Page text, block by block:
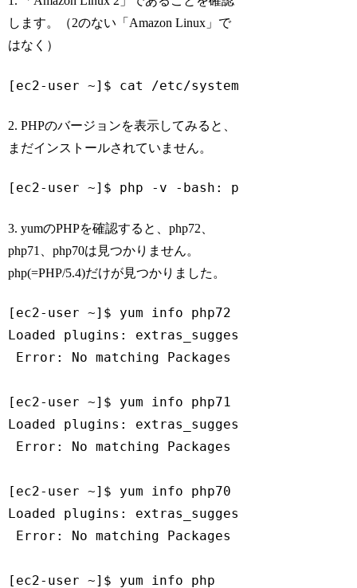
します。（2のない「Amazon Linux」で
はなく）
[ec2-user ~]$ cat /etc/system-release
2. PHPのバージョンを表示してみると、
まだインストールされていません。
[ec2-user ~]$ php -v -bash: php: command
3. yumのPHPを確認すると、php72、
php71、php70は見つかりません。
php(=PHP/5.4)だけが見つかりました。
[ec2-user ~]$ yum info php72
Loaded plugins: extras_suggestions,
Error: No matching Packages to
[ec2-user ~]$ yum info php71
Loaded plugins: extras_suggestions,
Error: No matching Packages to
[ec2-user ~]$ yum info php70
Loaded plugins: extras_suggestions,
Error: No matching Packages to
[ec2-user ~]$ yum info php